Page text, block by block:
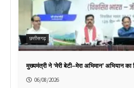
छत्तीसगढ़
मुख्यमंत्री ने ‘मेरी बेटी–मेरा अभिमान’ अभियान
06/08/2026